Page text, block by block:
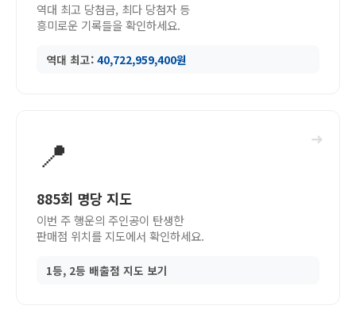
역대 최고 당첨금, 최다 당첨자 등
흥미로운 기록들을 확인하세요.
역대 최고: 40,722,959,400원
➜
📍
885회 명당 지도
이번 주 행운의 주인공이 탄생한
판매점 위치를 지도에서 확인하세요.
1등, 2등 배출점 지도 보기